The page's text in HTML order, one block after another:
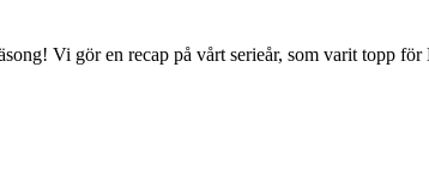
Vi gör en recap på vårt serieår, som varit topp